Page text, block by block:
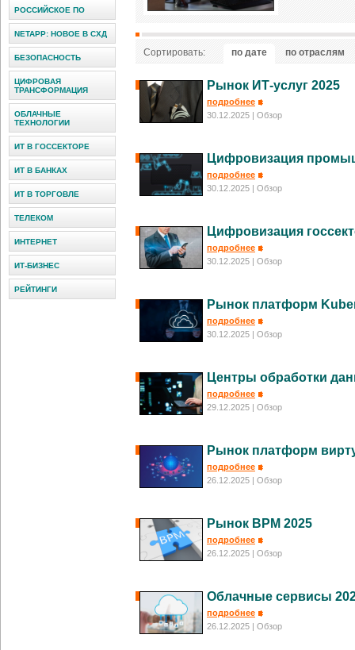
Сортировать: по дате по отраслям
Рынок ИТ-услуг 2025
подробнее
30.12.2025
| Обзор
Цифровизация
подробнее
30.12.2025
| Обзор
Цифровизация
подробнее
30.12.2025
| Обзор
Рынок платформ
подробнее
30.12.2025
| Обзор
Центры обработки
подробнее
29.12.2025
| Обзор
Рынок платформ
подробнее
26.12.2025
| Обзор
Рынок BPM 2025
подробнее
26.12.2025
| Обзор
Облачные сервисы
подробнее
26.12.2025
| Обзор
РОССИЙСКОЕ ПО
NETAPP: НОВОЕ В СХД
БЕЗОПАСНОСТЬ
ЦИФРОВАЯ
ТРАНСФОРМАЦИЯ
ОБЛАЧНЫЕ
ТЕХНОЛОГИИ
ИТ В ГОССЕКТОРЕ
ИТ В БАНКАХ
ИТ В ТОРГОВЛЕ
ТЕЛЕКОМ
ИНТЕРНЕТ
ИТ-БИЗНЕС
РЕЙТИНГИ